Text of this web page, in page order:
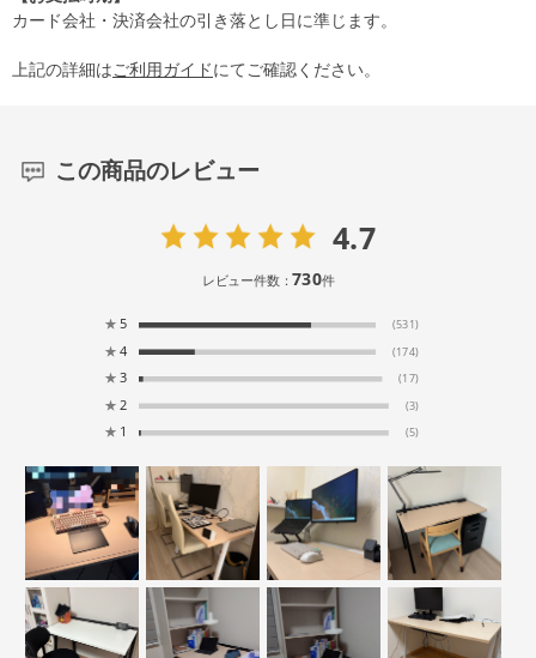
カード会社・決済会社の引き落とし日に準じます。
上記の詳細はご利用ガイドにてご確認ください。
この商品のレビュー
4.7
レビュー件数：730件
★ 5 (531)
★ 4 (174)
★ 3 (17)
★ 2 (3)
★ 1 (5)